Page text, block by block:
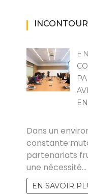
Dans un
constante
partenariats
une nécessité…
EN SAVOIR